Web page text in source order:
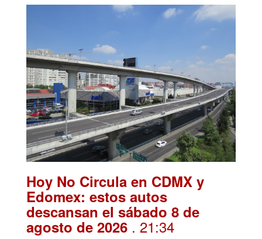
Hoy No Circula en CDMX y
Edomex: estos autos
descansan el sábado 8 de
agosto de 2026 . 21:34